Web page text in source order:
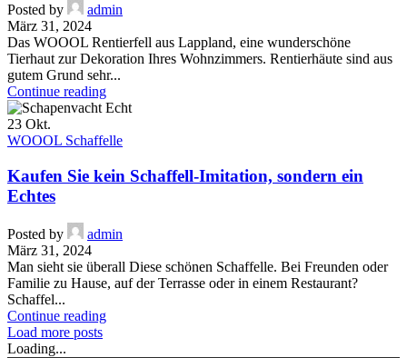
Posted by
admin
März 31, 2024
Das WOOOL Rentierfell aus Lappland, eine wunderschöne
Tierhaut zur Dekoration Ihres Wohnzimmers. Rentierhäute sind aus
gutem Grund sehr...
Continue reading
23 Okt.
WOOOL Schaffelle
Kaufen Sie kein Schaffell-Imitation, sondern ein
Echtes
Posted by
admin
März 31, 2024
Man sieht sie überall Diese schönen Schaffelle. Bei Freunden oder
Familie zu Hause, auf der Terrasse oder in einem Restaurant?
Schaffel...
Continue reading
Load more posts
Loading...